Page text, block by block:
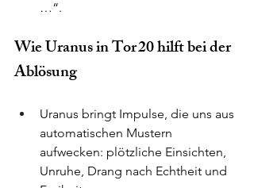
…“.
Wie Uranus in Tor 20 hilft bei der
Ablösung
Uranus bringt Impulse, die uns aus
automatischen Mustern
aufwecken: plötzliche Einsichten,
Unruhe, Drang nach Echtheit und